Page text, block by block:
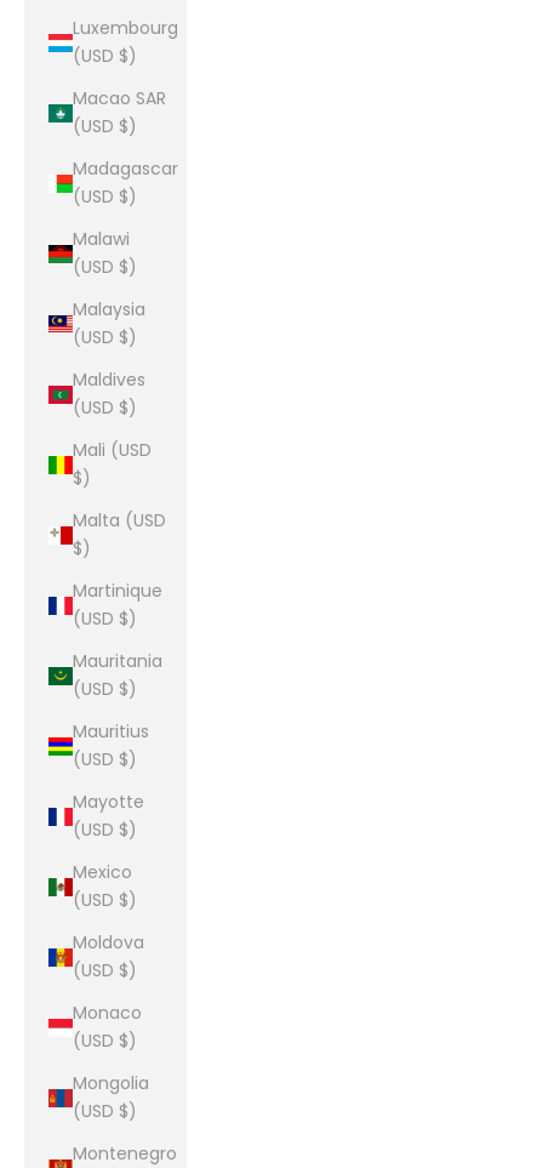
Luxembourg
(USD $)
Macao SAR
(USD $)
Madagascar
(USD $)
Malawi
(USD $)
Malaysia
(USD $)
Maldives
(USD $)
Mali (USD
$)
Malta (USD
$)
Martinique
(USD $)
Mauritania
(USD $)
Mauritius
(USD $)
Mayotte
(USD $)
Mexico
(USD $)
Moldova
(USD $)
Monaco
(USD $)
Mongolia
(USD $)
Montenegro